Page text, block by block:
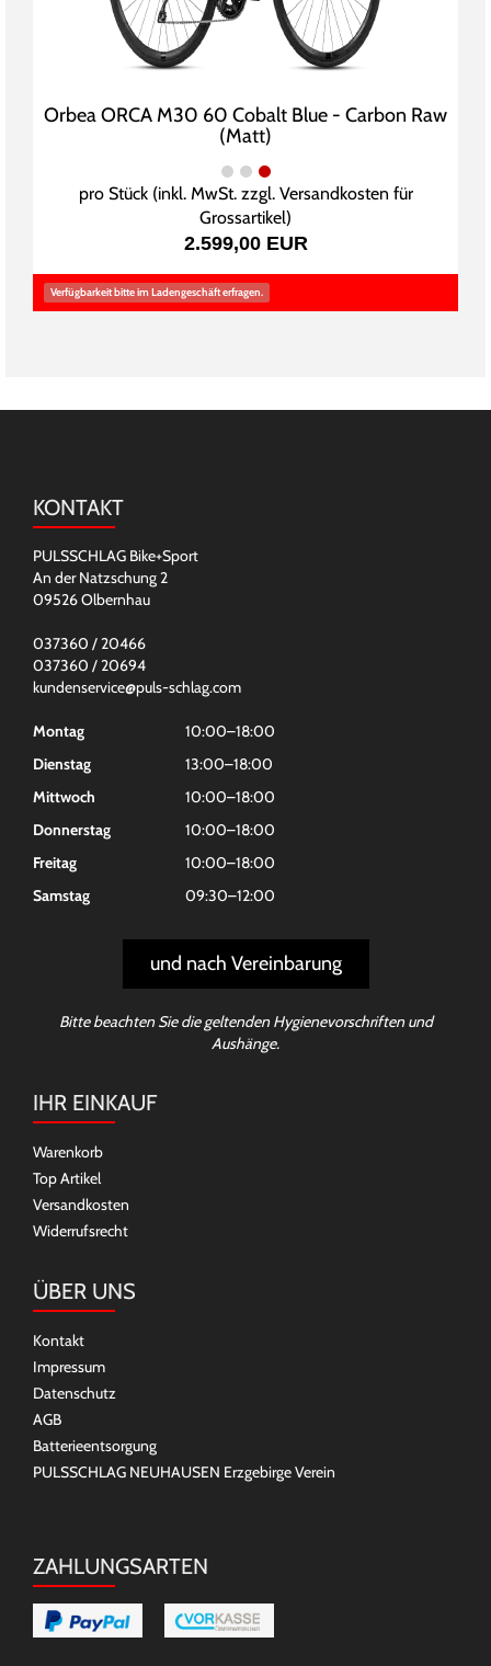
Orbea ORCA M30 60 Cobalt Blue - Carbon Raw
(Matt)
pro Stück (inkl. MwSt. zzgl. Versandkosten für
Grossartikel)
2.599,00 EUR
Verfügbarkeit bitte im Ladengeschäft erfragen.
KONTAKT
PULSSCHLAG Bike+Sport
An der Natzschung 2
09526 Olbernhau
037360 / 20466
037360 / 20694
kundenservice@puls-schlag.com
Montag
10:00–18:00
Dienstag
13:00–18:00
Mittwoch
10:00–18:00
Donnerstag
10:00–18:00
Freitag
10:00–18:00
Samstag
09:30–12:00
und nach Vereinbarung
Bitte beachten Sie die geltenden Hygienevorschriften und
Aushänge.
IHR EINKAUF
Warenkorb
Top Artikel
Versandkosten
Widerrufsrecht
ÜBER UNS
Kontakt
Impressum
Datenschutz
AGB
Batterieentsorgung
PULSSCHLAG NEUHAUSEN Erzgebirge Verein
ZAHLUNGSARTEN